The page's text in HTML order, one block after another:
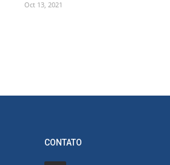
Oct 13, 2021
CONTATO